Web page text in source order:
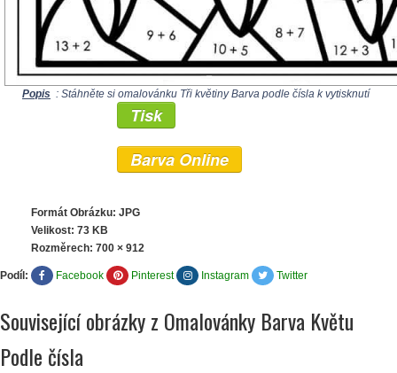
Popis : Stáhněte si omalovánku Tři květiny Barva podle čísla k vytisknutí
Tisk
Barva Online
Formát Obrázku: JPG
Velikost: 73 KB
Rozměrech: 700 × 912
Podíl: Facebook Pinterest Instagram Twitter
Související obrázky z Omalovánky Barva Květu
Podle čísla